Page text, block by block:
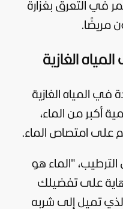
في التعرق بغزارة
مريضًا.
المياه الغازية
أكبر من الماء،
على امتصاص الماء.
"الماء هو
على تفضيلك
تميل إلى شربه